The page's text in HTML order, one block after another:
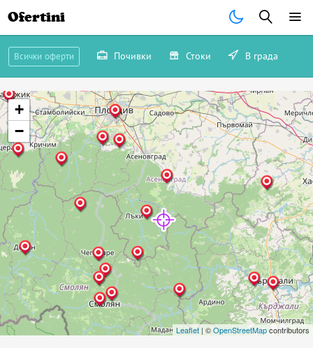
Ofertini
Всички оферти Почивки Стоки В града
+
−
Leaflet | ©OpenStreetMapcontributors